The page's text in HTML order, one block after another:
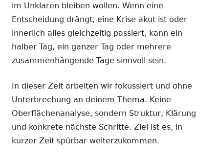
im Unklaren bleiben wollen. Wenn eine
Entscheidung drängt, eine Krise akut ist oder
innerlich alles gleichzeitig passiert, kann ein
halber Tag, ein ganzer Tag oder mehrere
zusammenhängende Tage sinnvoll sein.
In dieser Zeit arbeiten wir fokussiert und ohne
Unterbrechung an deinem Thema. Keine
Oberflächenanalyse, sondern Struktur, Klärung
und konkrete nächste Schritte. Ziel ist es, in
kurzer Zeit spürbar weiterzukommen.